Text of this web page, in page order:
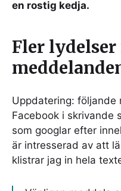
en rostig kedja.
Fler
Uppdatering:
Facebook i skrivande
som googlar efter
är intresserad av att
klistrar jag in hela